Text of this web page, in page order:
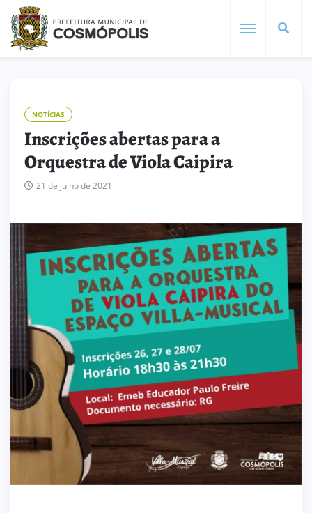
NOTÍCIAS
Inscrições abertas para a
Orquestra de Viola Caipira
21 de julho de 2021